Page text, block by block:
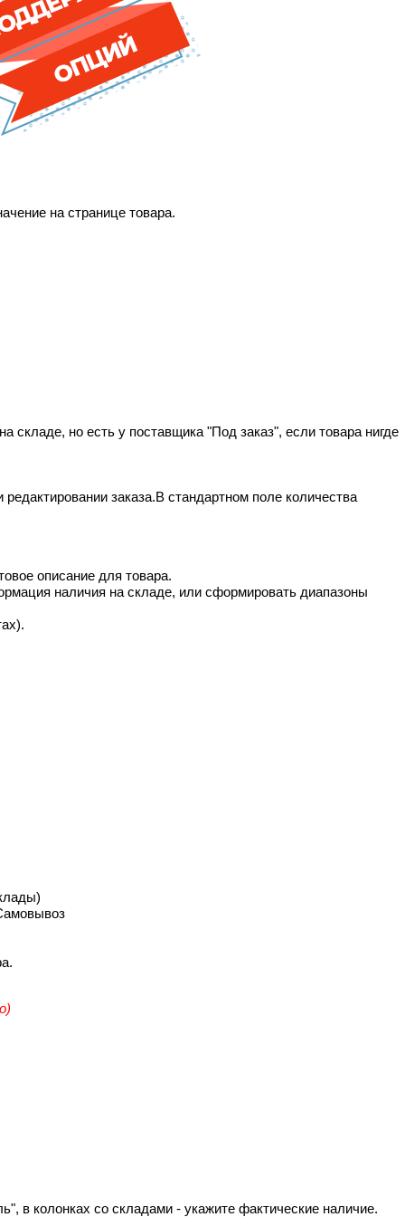
на странице товара.
складе, но есть у поставщика "Под заказ", если товара нигде
заказа.В стандартном поле количества
описание для товара.
наличия на складе, или сформировать диапазоны
в колонках со складами - укажите фактические наличие.